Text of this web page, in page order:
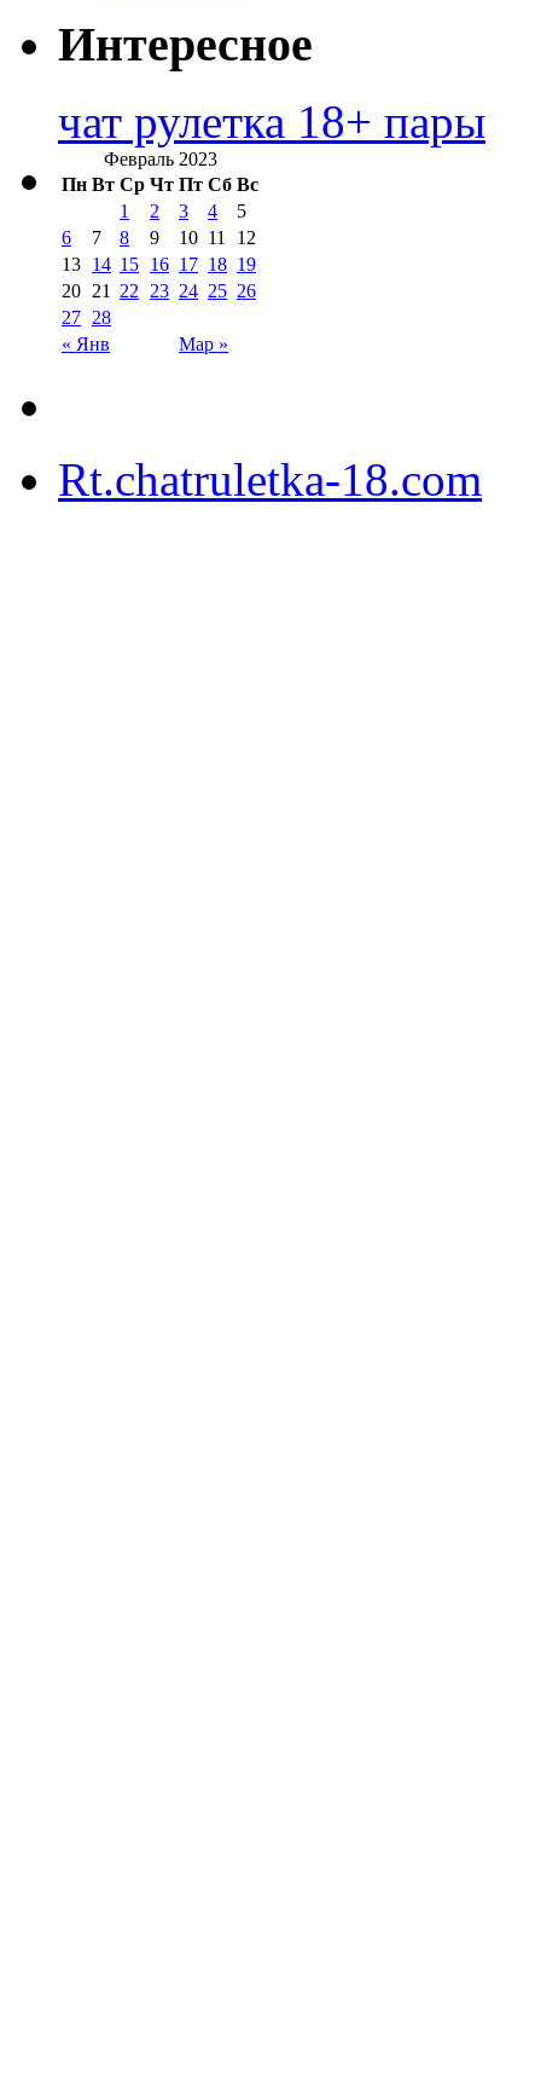
Интересное
чат рулетка 18+ пары
Февраль 2023
Пн Вт Ср Чт Пт Сб Вс
« Янв Мар »
1 2 3 4
5
6
7 8 9 10 11
12
13 14 15 16 17 18 19
20 21 22 23 24 25 26
27 28
Rt.chatruletka-18.com